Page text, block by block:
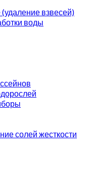
взвесей)
воды
солей жесткости